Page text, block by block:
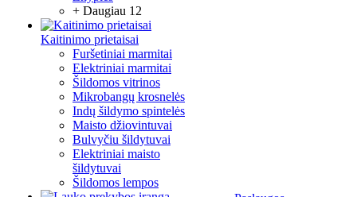
+ Daugiau 12
Kaitinimo prietaisai
Furšetiniai marmitai
Elektriniai marmitai
Šildomos vitrinos
Mikrobangų krosnelės
Indų šildymo spintelės
Maisto džiovintuvai
Bulvyčiu šildytuvai
Elektriniai maisto
šildytuvai
Šildomos lempos